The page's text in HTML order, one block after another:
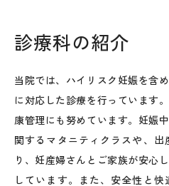
診療科の紹介
当院では、ハイリスク妊娠を含
に対応した診療を行っています
康管理にも努めています。妊娠
関するマタニティクラスや、
り、妊産婦さんとご家族が安心
しています。また、安全性と